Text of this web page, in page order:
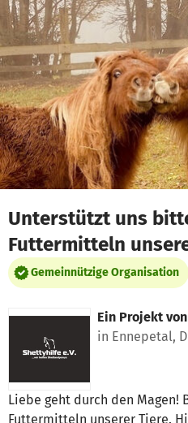
Zum Hauptinhalt springen
Erklärung zur Barrierefreiheit
Unterstützt uns
Futtermitteln
Gemeinnützige Organisation
Ein Projekt von
in Ennepetal,
Liebe geht durch den
Futtermitteln unserer Tiere.